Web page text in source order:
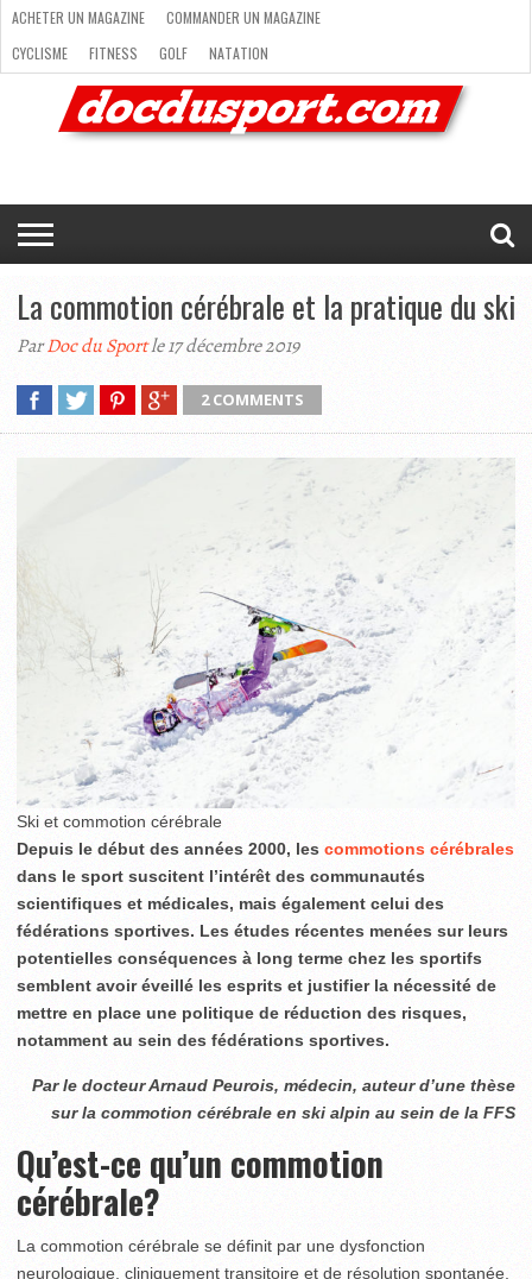
ACHETER
MAGAZINE
COMMANDER
UN
MAGAZINE
CYCLISME
FITNESS
GOLF
NATATION
RANDONNÉE
RUNNING
SKI
TRAIL
RUNNING
TRIATHLON
VOILE
NEWSLETTER
MAG’
EN
LIGNE
NOUS
CONTACTER
ACHETER UN MAGAZINE
COMMANDER UN MAGAZINE
CYCLISME
FITNESS GOLF
NATATION
RANDONNÉE
RUNNING SKI
TRAIL RUNNING
TRIATHLON
VOILE NEWSLETTER
MAG’ EN LIGNE
La commotion cérébrale et la pratique du ski
ParDoc du Sportle 17 décembre 2019
2 COMMENTS
Ski et commotion cérébrale
Depuis le début des années 2000, les commotions cérébrales
dans le sport suscitent l’intérêt des communautés
scientifiques et médicales, mais également celui des
fédérations sportives. Les études récentes menées sur leurs
potentielles conséquences à long terme chez les sportifs
semblent avoir éveillé les esprits et justifier la nécessité de
mettre en place une politique de réduction des risques,
notamment au sein des fédérations sportives.
Par le docteur Arnaud Peurois, médecin, auteur d’une thèse
sur la commotion cérébrale en ski alpin au sein de la FFS
Qu’est-ce qu’un commotion
cérébrale?
La commotion cérébrale se définit par une dysfonction
neurologique, cliniquement transitoire et de résolution spontanée,